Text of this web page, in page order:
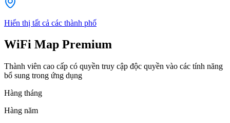
Hiển thị tất cả các thành phố
WiFi Map Premium
Thành viên cao cấp có quyền truy cập độc quyền vào các tính năng
bổ sung trong ứng dụng
Hàng tháng
Hàng năm